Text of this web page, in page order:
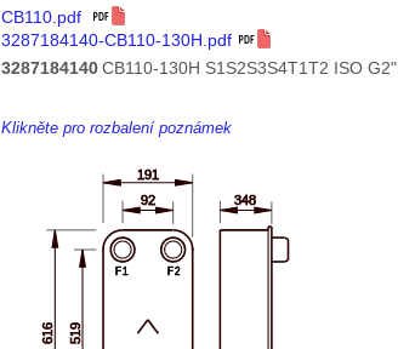
CB110.pdf
3287184140-CB110-130H.pdf
3287184140 CB110-130H S1S2S3S4T1T2 ISO G2"
Klikněte pro rozbalení poznámek